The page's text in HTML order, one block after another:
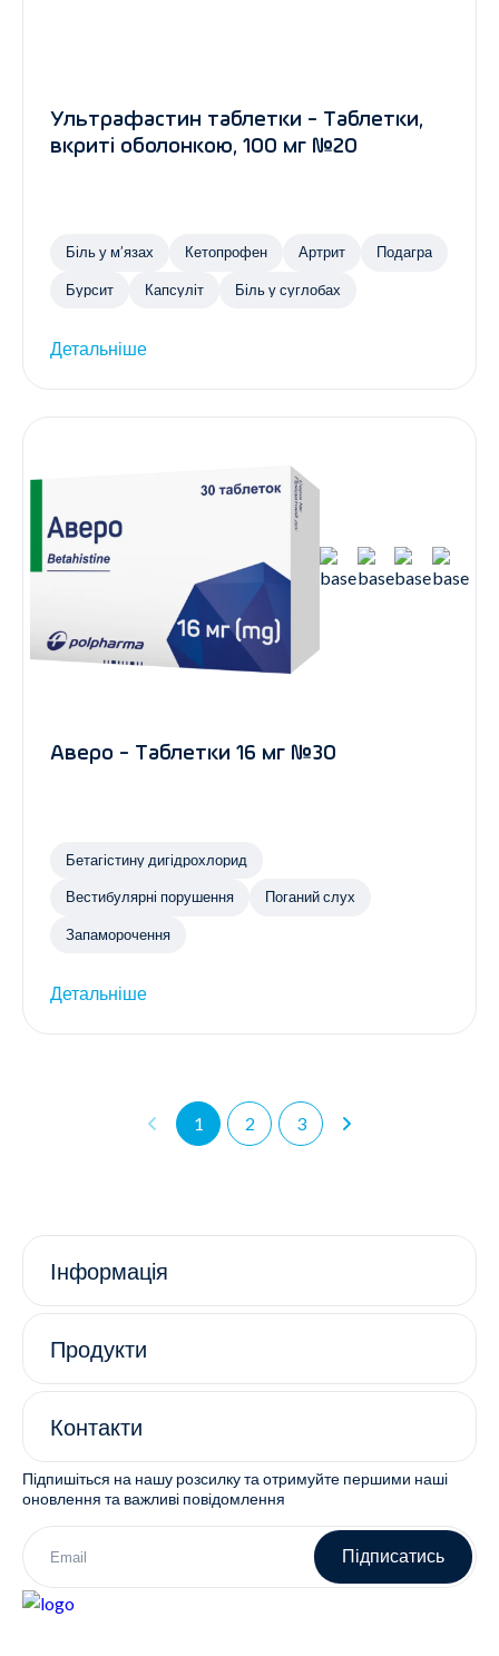
Ультрафастин таблетки - Таблетки,
вкриті оболонкою, 100 мг №20
Біль у м’язах Кетопрофен Артрит Подагра
Бурсит Капсуліт Біль у суглобах
Детальніше
Аверо - Таблетки 16 мг №30
Бетагістину дигідрохлорид
Вестибулярні порушення Поганий слух
Запаморочення
Детальніше
1 2 3
Інформація
Продукти
Контакти
Підпишіться на нашу розсилку та отримуйте першими наші
оновлення та важливі повідомлення
Підписатись